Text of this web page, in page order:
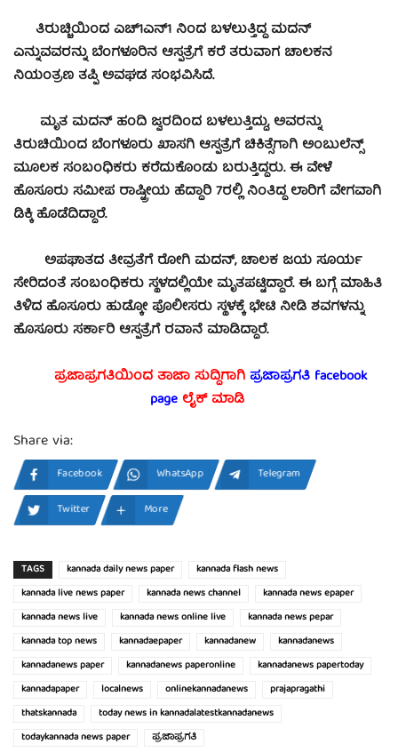
ತಿರುಚ್ಚಿಯಿಂದ ಎಚ್‌1ಎನ್‌1 ನಿಂದ ಬಳಲುತ್ತಿದ್ದ ಮದನ್‌
ಎನ್ನುವವರನ್ನು ಬೆಂಗಳೂರಿನ ಆಸ್ಪತ್ರೆಗೆ ಕರೆ ತರುವಾಗ ಚಾಲಕನ
ನಿಯಂತ್ರಣ ತಪ್ಪಿ ಅವಘಡ ಸಂಭವಿಸಿದೆ.
ಮೃತ ಮದನ್ ಹಂದಿ ಜ್ವರದಿಂದ ಬಳಲುತ್ತಿದ್ದು, ಅವರನ್ನು
ತಿರುಚಿಯಿಂದ ಬೆಂಗಳೂರು ಖಾಸಗಿ ಆಸ್ಪತ್ರೆಗೆ ಚಿಕಿತ್ಸೆಗಾಗಿ ಅಂಬುಲೆನ್ಸ್
ಮೂಲಕ ಸಂಬಂಧಿಕರು ಕರೆದುಕೊಂಡು ಬರುತ್ತಿದ್ದರು. ಈ ವೇಳೆ
ಹೊಸೂರು ಸಮೀಪ ರಾಷ್ಟ್ರೀಯ ಹೆದ್ದಾರಿ 7ರಲ್ಲಿ ನಿಂತಿದ್ದ ಲಾರಿಗೆ ವೇಗವಾಗಿ
ಡಿಕ್ಕಿ ಹೊಡೆದಿದ್ದಾರೆ.
ಅಪಘಾತದ ತೀವ್ರತೆಗೆ ರೋಗಿ ಮದನ್‌, ಚಾಲಕ ಜಯ ಸೂರ್ಯ
ಸೇರಿದಂತೆ ಸಂಬಂಧಿಕರು ಸ್ಥಳದಲ್ಲಿಯೇ ಮೃತಪಟ್ಟಿದ್ದಾರೆ. ಈ ಬಗ್ಗೆ ಮಾಹಿತಿ
ತಿಳಿದ ಹೊಸೂರು ಹುಡ್ಕೋ ಪೊಲೀಸರು ಸ್ಥಳಕ್ಕೆ ಭೇಟಿ ನೀಡಿ ಶವಗಳನ್ನು
ಹೊಸೂರು ಸರ್ಕಾರಿ ಆಸ್ಪತ್ರೆಗೆ ರವಾನೆ ಮಾಡಿದ್ದಾರೆ.
ಪ್ರಜಾಪ್ರಗತಿಯಿಂದ ತಾಜಾ ಸುದ್ದಿಗಾಗಿ ಪ್ರಜಾಪ್ರಗತಿ facebook
page ಲೈಕ್ ಮಾಡಿ
Share via:
Facebook WhatsApp
Telegram
Twitter
More
TAGS kannada daily news paper
kannada flash news
kannada live news paper
kannada news channel
kannada news epaper
kannada news live
kannada news online live
kannada news pepar
kannada top news
kannadaepaper kannadanew
kannadanews
kannadanews paper
kannadanews paperonline
kannadanews papertoday
kannadapaper
localnews onlinekannadanews
prajapragathi
thatskannada
today news in kannadalatestkannadanews
todaykannada news paper
ಪ್ರಜಾಪ್ರಗತಿ